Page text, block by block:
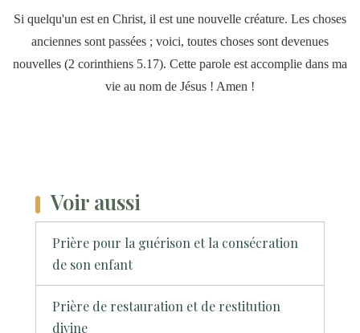
Si quelqu'un est en Christ, il est une nouvelle créature. Les choses
anciennes sont passées ; voici, toutes choses sont devenues
nouvelles (2 corinthiens 5.17). Cette parole est accomplie dans ma
vie au nom de Jésus ! Amen !
Voir aussi
Prière pour la guérison et la consécration
de son enfant
Prière de restauration et de restitution
divine